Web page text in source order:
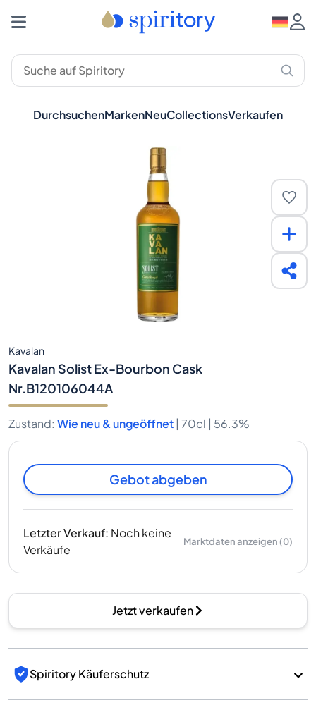
DurchsuchenMarkenNeuCollectionsVerkaufen
Kavalan
Kavalan Solist Ex-Bourbon Cask
Nr.B120106044A
Zustand: Wie neu & ungeöffnet | 70cl | 56.3%
Gebot abgeben
Letzter Verkauf: Noch keine
Verkäufe
Marktdaten anzeigen (0)
Jetzt verkaufen
Spiritory Käuferschutz